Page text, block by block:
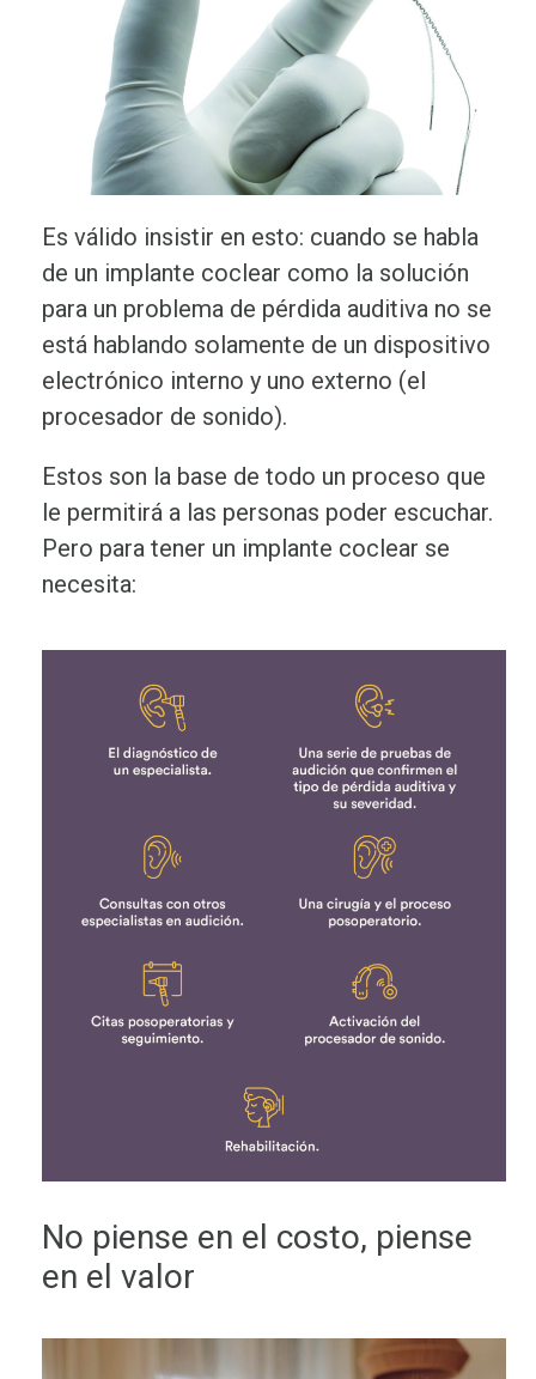
Es válido insistir en esto: cuando se habla
de un implante coclear como la solución
para un problema de pérdida auditiva no se
está hablando solamente de un dispositivo
electrónico interno y uno externo (el
procesador de sonido).
Estos son la base de todo un proceso que
le permitirá a las personas poder escuchar.
Pero para tener un implante coclear se
necesita:
No piense en el costo, piense
en el valor